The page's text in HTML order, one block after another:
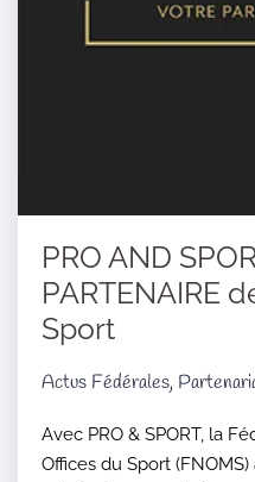
PRO AND
PARTENAIRE
Sport
Actus Fédérales,
Avec PRO & SPORT, la
Offices du Sport